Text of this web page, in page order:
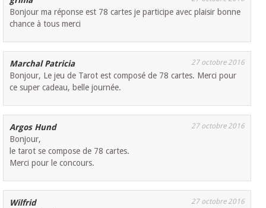
Bonjour ma réponse est 78 cartes je participe avec plaisir bonne
chance à tous merci
Marchal Patricia 27 octobre 2016
Bonjour, Le jeu de Tarot est composé de 78 cartes. Merci pour
ce super cadeau, belle journée.
Argos Hund 27 octobre 2016
Bonjour,
le tarot se compose de 78 cartes.
Merci pour le concours.
Wilfrid 27 octobre 2016